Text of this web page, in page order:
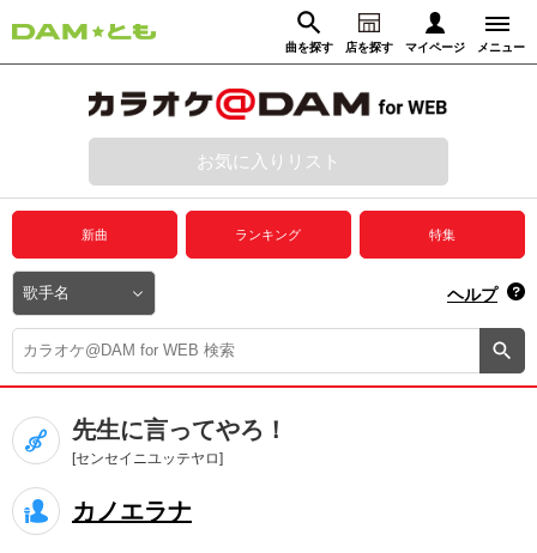
曲を探す 店を探す マイページ メニュー
動画からさがす 録音からさがす
ログイン
プレミアムサービス
DAM★とも動画
DAM★とも録音
カラオケ＠DAM
ユーザー検索
キャンペーン
お気に入りリスト
新曲 ランキング 特集
ヘルプ
先生に言ってやろ！
[センセイニユッテヤロ]
カノエラナ